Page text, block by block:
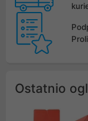
Ostatnio